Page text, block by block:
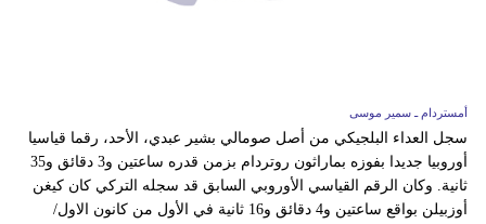
تعليم
أمستردام ـ سمير موسى
سجل العداء البلجيكي من أصل صومالي بشير عبدي، الأحد، رقما قياسيا
أوروبيا جديدا بفوزه بماراثون روتردام بزمن قدره ساعتين و3 دقائق و35
ثانية. وكان الرقم القياسي الأوروبي السابق قد سجله التركي كان كيغن
أوزبيلن بواقع ساعتين و4 دقائق و16 ثانية في الأول من كانون الاول/